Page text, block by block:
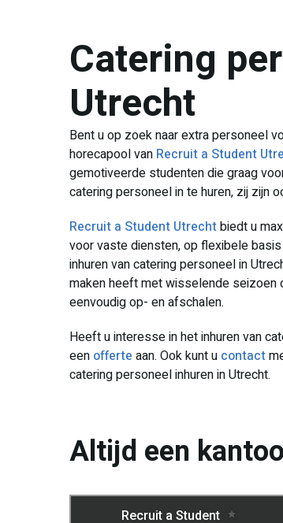
Catering
Utrecht
Bent u op zoek naar extra personeel
horecapool van Recruit a Student
gemotiveerde studenten die graag
catering personeel in te huren, zij zijn
Recruit a Student Utrechtbiedt u
voor vaste diensten, op flexibele
inhuren van catering personeel in
maken heeft met wisselende seizoen
eenvoudig op- en afschalen.
Heeft u interesse in het inhuren van
een offerte aan. Ook kunt u contact
catering personeel inhuren in Utrecht.
Altijd een